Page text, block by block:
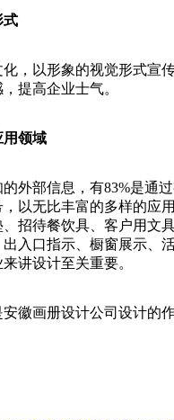
式
，以形象的视觉形式宣
提高企业士气。
用领域
外部信息，有83%是通
以无比丰富的多样的应
招待餐饮具、客户用文
入口指示、橱窗展示、
讲设计至关重要。
安徽画册设计公司设计